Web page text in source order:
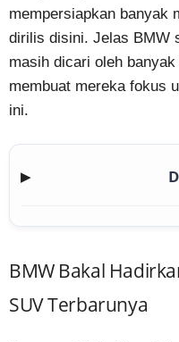
mempersiapkan banyak
dirilis disini. Jelas BMW
masih dicari oleh
membuat mereka fokus
ini.
▶
BMW Bakal
SUV Terbarunya